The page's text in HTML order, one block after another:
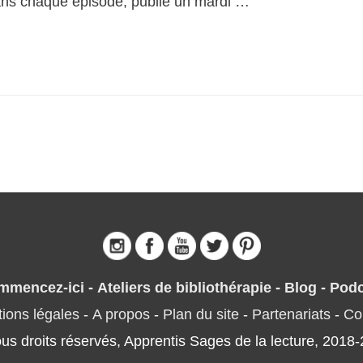
ici - Ateliers de bibliothérapie- Blog -
légales- A propos- Plan du site- Partenariats-
droits réservés, Apprentis Sages de la lecture, 2018-